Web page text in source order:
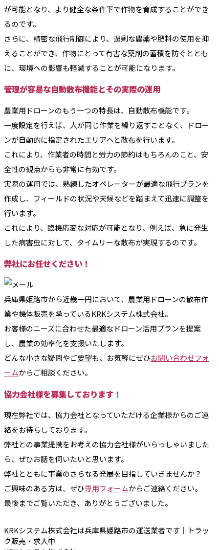
が可能となり、より健全な条件下で作物を育成することができ
るのです。
さらに、精密な飛行制御により、過剰な農薬や肥料の使用を抑
えることができ、作物にとって有害な薬剤の蓄積を防ぐととも
に、環境への影響も軽減することが可能になります。
管理が容易な自動散布機能とその実際の運用
農業用ドローンのもう一つの特長は、自動散布機能です。
一度設定を行えば、人が同じ作業を繰り返すことなく、ドロー
ンが自動的に指定されたエリアへと散布を行います。
これにより、作業者の時間と労力の節約はもちろんのこと、安
全性の観点からも非常に有効です。
実際の運用では、熟練したオペレーターが最適な飛行プランを
作成し、フィールドの状況や天候などを踏まえて迅速に調整を
行います。
これにより、臨機応変な対応が可能となり、例えば、急に発生
した病害虫に対して、タイムリーな散布が実現するのです。
弊社にお任せください！
兵庫県姫路市から近畿一円において、農業用ドローンの散布作
業や機体販売を承っているKRKシステム株式会社。
お客様のニーズに合わせた最適なドローン活用プランを提案
し、農業の効率化を支援いたします。
どんな小さな疑問やご要望も、お気軽にぜひお問い合わせフォ
ームからご相談ください。
協力会社様を募集しております！
現在弊社では、協力会社となっていただける企業様からのご連
絡をお待ちしております。
弊社との事業提携をお考えの協力会社様がいらっしゃいました
ら、ぜひお話を伺いたいと思います。
弊社とともに事業のさらなる発展を目指していきませんか？
ご興味のある方は、ぜひ専用フォームからご連絡ください。
最後までご覧いただき、ありがとうございました。
KRKシステム株式会社は兵庫県姫路市の運送業者です｜トラッ
ク販売・求人中